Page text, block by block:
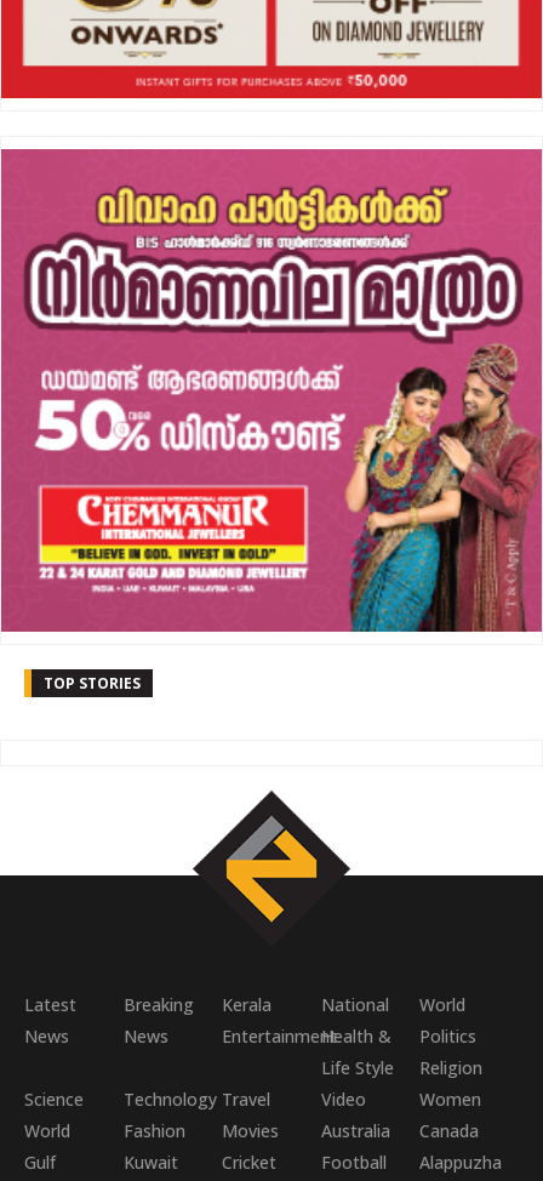
TOP STORIES
Latest
News
Breaking
News
Kerala National
World
EntertainmentHealth &
Life Style
Politics
Religion
Science
World
Technology Travel Video
Women
Fashion
Movies Australia
Canada
Gulf
Kuwait Cricket Football Alappuzha